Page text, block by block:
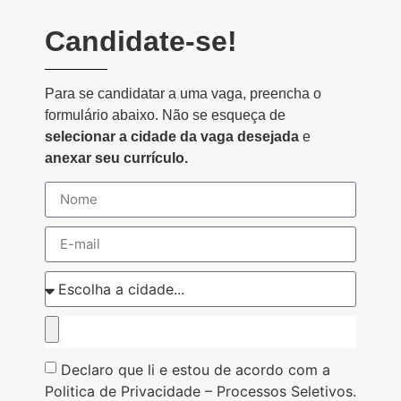
Candidate-se!
Para se candidatar a uma vaga, preencha o
formulário abaixo. Não se esqueça de
selecionar a cidade da vaga desejada e
anexar seu currículo.
Declaro que li e estou de acordo com a
Politica de Privacidade – Processos Seletivos.